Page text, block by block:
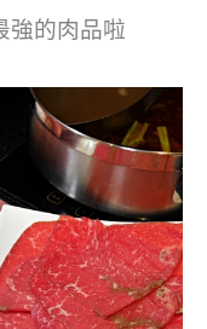
強的肉品啦